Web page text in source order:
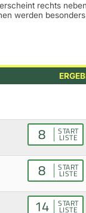
rechts
werden besonders
8 START
LISTE
8 START
LISTE
14 START
LISTE